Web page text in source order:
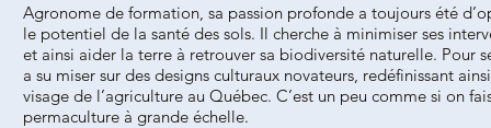
Agronome de formation, sa passion profonde a toujours été
le potentiel de la santé des sols. Il cherche à minimiser ses
et ainsi aider la terre à retrouver sa biodiversité naturelle. Pour
a su miser sur des designs culturaux novateurs, redéfinissant
visage de l’agriculture au Québec. C’est un peu comme si on
permaculture à grande échelle.